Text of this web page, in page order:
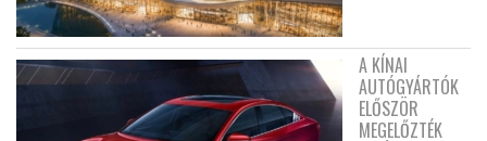
A KÍNAI
AUTÓGYÁRTÓK
ELŐSZÖR
MEGELŐZTÉK